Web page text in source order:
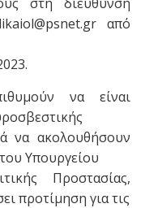
από
να είναι
να ακολουθήσουν
Υπουργείου
Προστασίας,
προτίμηση για τις